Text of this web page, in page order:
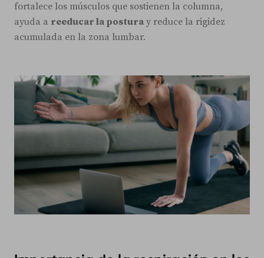
fortalece los músculos que sostienen la columna,
ayuda a reeducar la postura y reduce la rigidez
acumulada en la zona lumbar.